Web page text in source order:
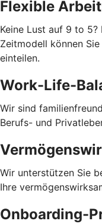
Flexible
Keine Lust auf 9 to 5?
Zeitmodell können
einteilen.
Work-Life-
Wir sind
Berufs- und
Wir unterstützen Sie
Ihre
Onboarding-